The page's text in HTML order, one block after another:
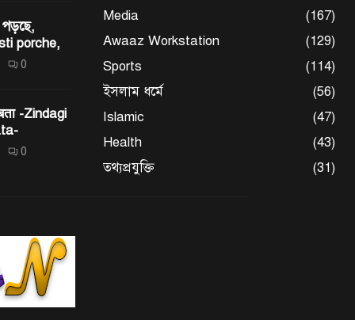
porche,
0
-Zindagi
0
Media
(167)
Awaaz Workstation
(129)
Sports
(114)
ইসলাম ধর্মে
(56)
Islamic
(47)
Health
(43)
তথ্যপ্রযুক্তি
(31)